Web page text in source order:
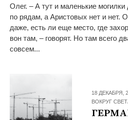
Олег. – А тут и маленькие
по рядам, а Аристовых нет и нет.
даже, есть ли еще место, где
вон там, – говорят. Но там всего
совсем...
18 ДЕКАБРЯ,
ВОКРУГ